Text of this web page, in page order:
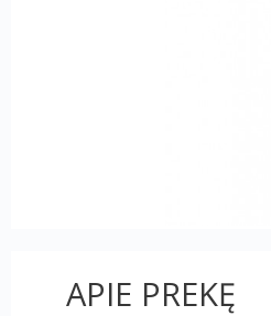
APIE PREKĘ